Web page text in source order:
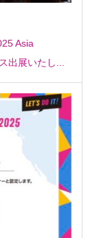
Asia
出展いたし...